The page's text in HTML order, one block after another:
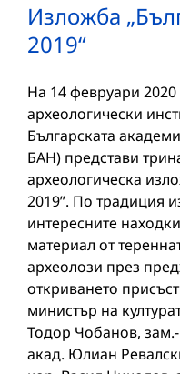
Изложба
2019“
На 14 февруари
археологически
Българската
БАН) представи
археологическа
2019”. По традиция
интересните
материал от
археолози през
откриването
министър на
Тодор Чобанов,
акад. Юлиан